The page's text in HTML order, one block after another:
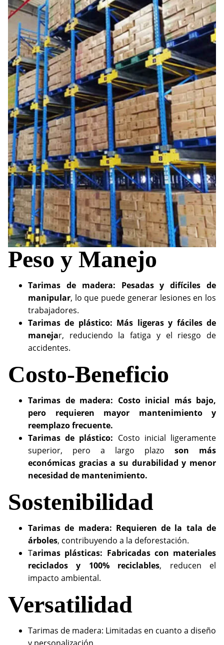
Peso y Manejo
Tarimas de madera: Pesadas y difíciles de
manipular, lo que puede generar lesiones en los
trabajadores.
Tarimas de plástico: Más ligeras y fáciles de
manejar, reduciendo la fatiga y el riesgo de
accidentes.
Costo-Beneficio
Tarimas de madera: Costo inicial más bajo,
pero requieren mayor mantenimiento y
reemplazo frecuente.
Tarimas de plástico: Costo inicial ligeramente
superior, pero a largo plazo son más
económicas gracias a su durabilidad y menor
necesidad de mantenimiento.
Sostenibilidad
Tarimas de madera: Requieren de la tala de
árboles, contribuyendo a la deforestación.
Tarimas plásticas: Fabricadas con materiales
reciclados y 100% reciclables, reducen el
impacto ambiental.
Versatilidad
Tarimas de madera: Limitadas en cuanto a diseño